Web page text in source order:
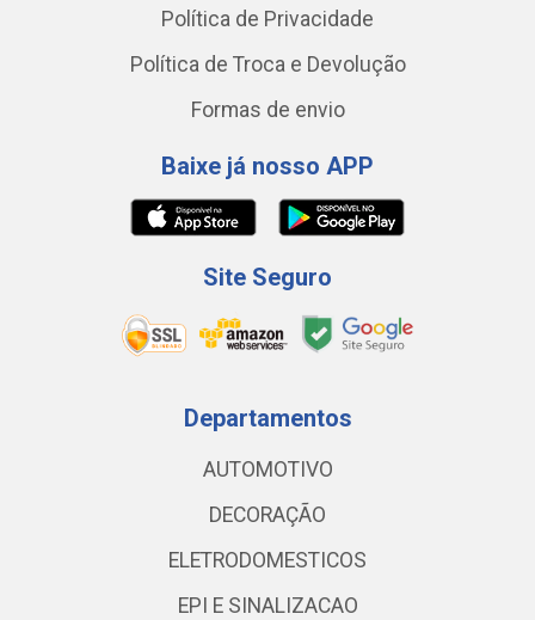
Política de Privacidade
Política de Troca e Devolução
Formas de envio
Baixe já nosso APP
Site Seguro
Departamentos
AUTOMOTIVO
DECORAÇÃO
ELETRODOMESTICOS
EPI E SINALIZACAO